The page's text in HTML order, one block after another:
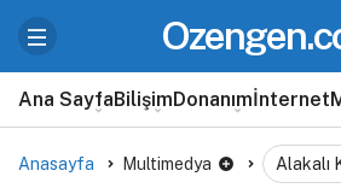
Ana SayfaBilişimDonanımİnternet
Anasayfa Multimedya Alakalı